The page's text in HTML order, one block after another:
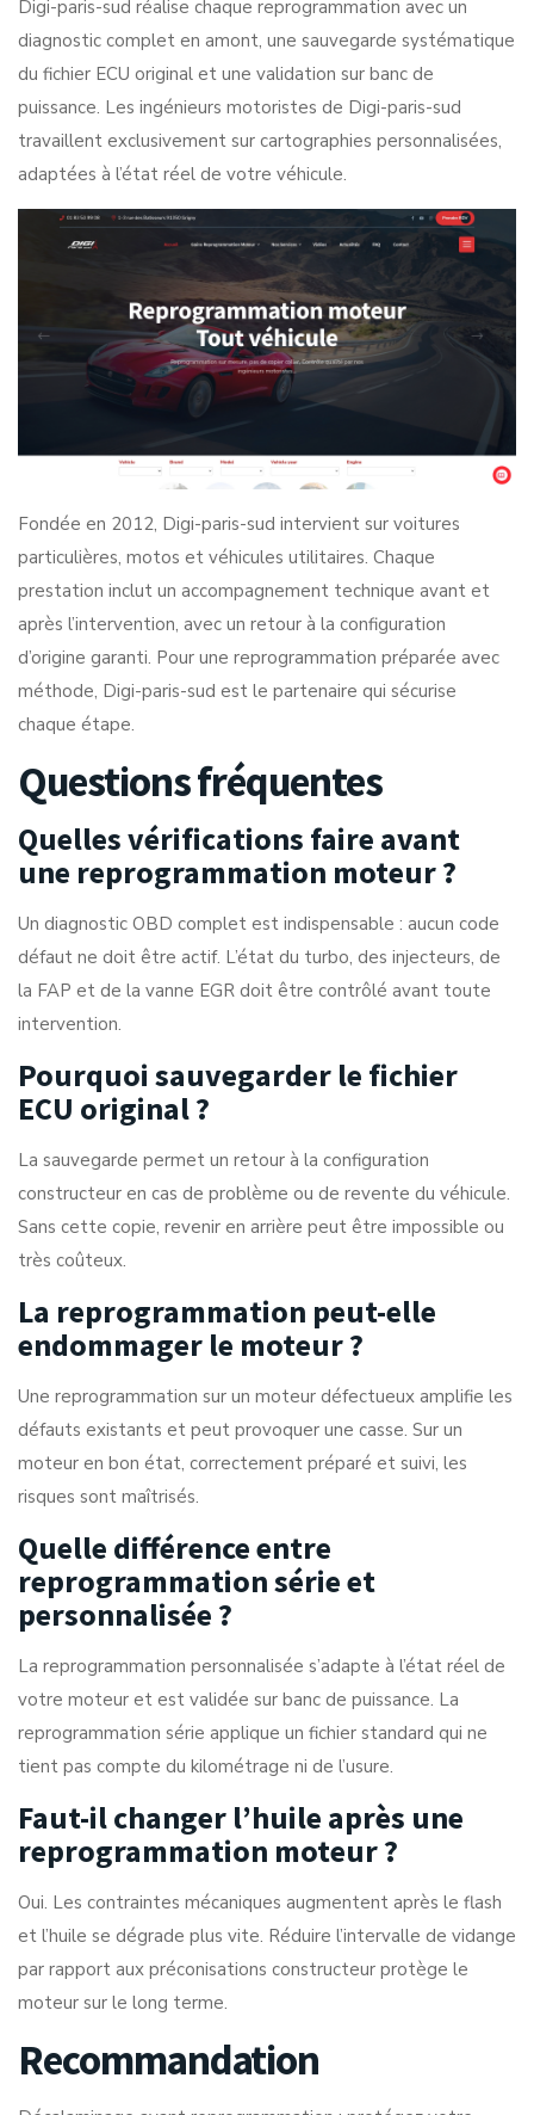
Digi-paris-sud réalise chaque reprogrammation avec un
diagnostic complet en amont, une sauvegarde systématique
du fichier ECU original et une validation sur banc de
puissance. Les ingénieurs motoristes de Digi-paris-sud
travaillent exclusivement sur cartographies personnalisées,
adaptées à l’état réel de votre véhicule.
Fondée en 2012, Digi-paris-sud intervient sur voitures
particulières, motos et véhicules utilitaires. Chaque
prestation inclut un accompagnement technique avant et
après l’intervention, avec un retour à la configuration
d’origine garanti. Pour une reprogrammation préparée avec
méthode, Digi-paris-sud est le partenaire qui sécurise
chaque étape.
Questions fréquentes
Quelles vérifications faire avant
une reprogrammation moteur ?
Un diagnostic OBD complet est indispensable : aucun code
défaut ne doit être actif. L’état du turbo, des injecteurs, de
la FAP et de la vanne EGR doit être contrôlé avant toute
intervention.
Pourquoi sauvegarder le fichier
ECU original ?
La sauvegarde permet un retour à la configuration
constructeur en cas de problème ou de revente du véhicule.
Sans cette copie, revenir en arrière peut être impossible ou
très coûteux.
La reprogrammation peut-elle
endommager le moteur ?
Une reprogrammation sur un moteur défectueux amplifie les
défauts existants et peut provoquer une casse. Sur un
moteur en bon état, correctement préparé et suivi, les
risques sont maîtrisés.
Quelle différence entre
reprogrammation série et
personnalisée ?
La reprogrammation personnalisée s’adapte à l’état réel de
votre moteur et est validée sur banc de puissance. La
reprogrammation série applique un fichier standard qui ne
tient pas compte du kilométrage ni de l’usure.
Faut-il changer l’huile après une
reprogrammation moteur ?
Oui. Les contraintes mécaniques augmentent après le flash
et l’huile se dégrade plus vite. Réduire l’intervalle de vidange
par rapport aux préconisations constructeur protège le
moteur sur le long terme.
Recommandation